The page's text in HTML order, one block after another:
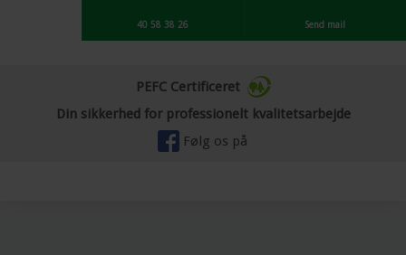
40 58 38 26 Send mail
PEFC Certificeret
​Din sikkerhed for professionelt kvalitetsarbejde
Følg os på ​